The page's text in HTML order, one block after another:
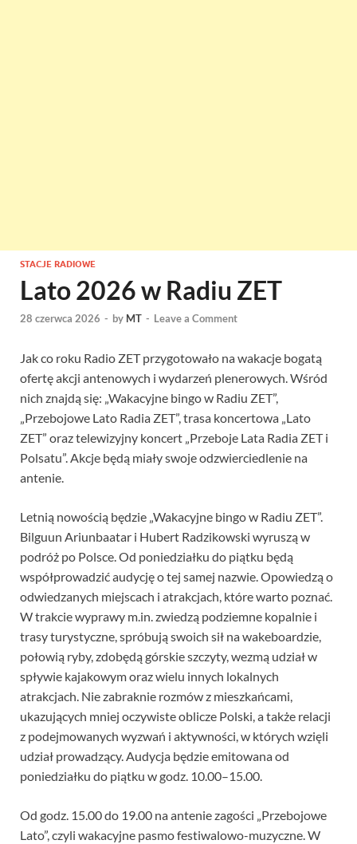
STACJE RADIOWE
Lato 2026 w Radiu ZET
28 czerwca 2026 - by MT - Leave a Comment
Jak co roku Radio ZET przygotowało na wakacje bogatą
ofertę akcji antenowych i wydarzeń plenerowych. Wśród
nich znajdą się: „Wakacyjne bingo w Radiu ZET”,
„Przebojowe Lato Radia ZET”, trasa koncertowa „Lato
ZET” oraz telewizyjny koncert „Przeboje Lata Radia ZET i
Polsatu”. Akcje będą miały swoje odzwierciedlenie na
antenie.
Letnią nowością będzie „Wakacyjne bingo w Radiu ZET”.
Bilguun Ariunbaatar i Hubert Radzikowski wyruszą w
podróż po Polsce. Od poniedziałku do piątku będą
współprowadzić audycję o tej samej nazwie. Opowiedzą o
odwiedzanych miejscach i atrakcjach, które warto poznać.
W trakcie wyprawy m.in. zwiedzą podziemne kopalnie i
trasy turystyczne, spróbują swoich sił na wakeboardzie,
połowią ryby, zdobędą górskie szczyty, wezmą udział w
spływie kajakowym oraz wielu innych lokalnych
atrakcjach. Nie zabraknie rozmów z mieszkańcami,
ukazujących mniej oczywiste oblicze Polski, a także relacji
z podejmowanych wyzwań i aktywności, w których wzięli
udział prowadzący. Audycja będzie emitowana od
poniedziałku do piątku w godz. 10.00–15.00.
Od godz. 15.00 do 19.00 na antenie zagości „Przebojowe
Lato”, czyli wakacyjne pasmo festiwalowo-muzyczne. W